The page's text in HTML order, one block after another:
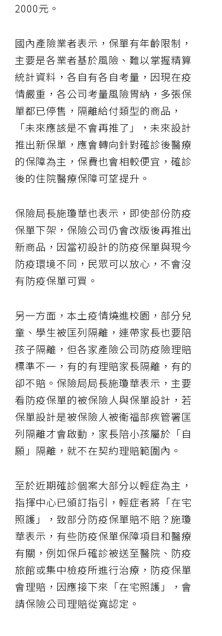
2000元。
國內產險業者表示，保單有年齡限制，
主要是各業者基於風險、難以掌握精算
統計資料，各自有各自考量，因現在疫
情嚴重，各公司考量風險胃納，多張保
單都已停售，隔離給付類型的商品，
「未來應該是不會再推了」，未來設計
推出新保單，應會轉向針對確診後醫療
的保障為主，保費也會相較便宜，確診
後的住院醫療保障可望提升。
保險局長施瓊華也表示，即使部份防疫
保單下架，保險公司仍會改版後再推出
新商品，因當初設計的防疫保單與現今
防疫環境不同，民眾可以放心，不會沒
有防疫保單可買。
另一方面，本土疫情燒進校園，部分兒
童、學生被匡列隔離，連帶家長也要陪
孩子隔離，但各家產險公司防疫險理賠
標準不一，有的有理賠家長隔離，有的
卻不賠。保險局局長施瓊華表示，主要
看防疫保單的被保險人與保單設計，若
保單設計是被保險人被衛福部疾管署匡
列隔離才會啟動，家長陪小孩屬於「自
願」隔離，就不在契約理賠範圍內。
至於近期確診個案大部分以輕症為主，
指揮中心已頒訂指引，輕症者將「在宅
照護」，致部分防疫保單賠不賠？施瓊
華表示，有些防疫保單保障項目和醫療
有關，例如保戶確診被送至醫院、防疫
旅館或集中檢疫所進行治療，防疫保單
會理賠，因應接下來「在宅照護」，會
請保險公司理賠從寬認定。